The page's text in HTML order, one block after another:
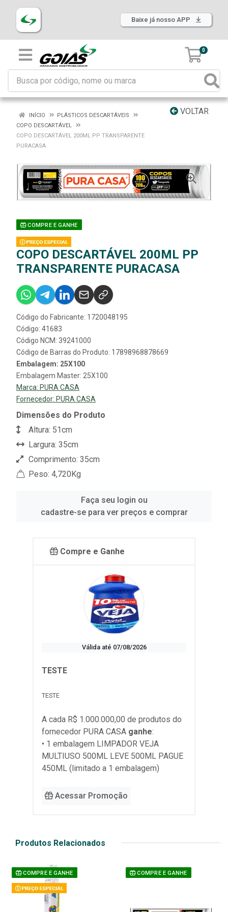
Baixe já nosso APP
0
VOLTAR
INÍCIO
PLÁSTICOS DESCARTÁVEIS
COPO DESCARTÁVEL
COPO DESCARTÁVEL 200ML PP TRANSPARENTE
PURACASA
COMPRE E GANHE
COPO DESCARTÁVEL 200ML PP
TRANSPARENTE PURACASA
Código do Fabricante: 1720048195
Código: 41683
Código NCM: 39241000
Código de Barras do Produto: 17898968878669
Embalagem: 25X100
Embalagem Master: 25X100
Marca: PURA CASA
Fornecedor: PURA CASA
Dimensões do Produto
Altura: 51cm
Largura: 35cm
Comprimento: 35cm
Peso: 4,720Kg
Faça seu login ou
cadastre-se para ver preços e comprar
Compre e Ganhe
Válida até 07/08/2026
TESTE
TESTE
A cada R$ 1.000.000,00 de produtos do
fornecedor PURA CASA ganhe:
• 1 embalagem LIMPADOR VEJA
MULTIUSO 500ML LEVE 500ML PAGUE
450ML (limitado a 1 embalagem)
Acessar Promoção
Produtos Relacionados
COMPRE E GANHE COMPRE E GANHE